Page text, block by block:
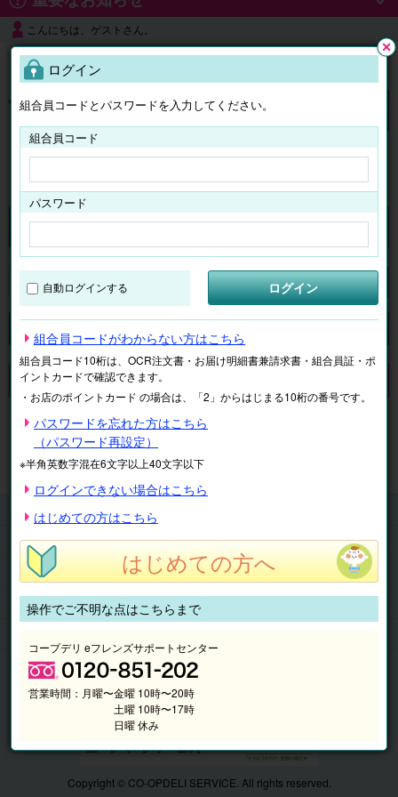
こんにちは、ゲストさん。
よくある質問
ログイン
チケット マイページ
検索
申し訳ございません。 現在、該当商品は、お取扱いしておりません。
マイページ 注文履歴
抽選結果
請求内容
チケット
くらしのサービス
このサイトの使い方
マイページ
Copyright © CO-OPDELI SERVICE. All rights reserved.
ログイン
組合員コードとパスワードを入力してください。
組合員コード
パスワード
自動ログインする ログイン
組合員コードがわからない方はこちら
組合員コード10桁は、OCR注文書・お届け明細書兼請求書・組合員証・ポ
イントカードで確認できます。
・お店のポイントカード の場合は、「2」からはじまる10桁の番号です。
パスワードを忘れた方はこちら
（パスワード再設定）
※半角英数字混在6文字以上40文字以下
ログインできない場合はこちら
はじめての方はこちら
はじめての方へ
操作でご不明な点はこちらまで
コープデリ eフレンズサポートセンター
営業時間： 月曜〜金曜 10時〜20時
土曜 10時〜17時
日曜 休み